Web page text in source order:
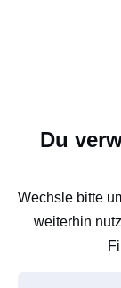
Du
Wechsle bitte
weiterhin